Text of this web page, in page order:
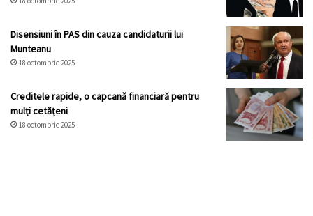
Disensiuni în PAS din cauza candidaturii lui
Munteanu
18 octombrie 2025
Creditele rapide, o capcană financiară pentru
mulți cetățeni
18 octombrie 2025